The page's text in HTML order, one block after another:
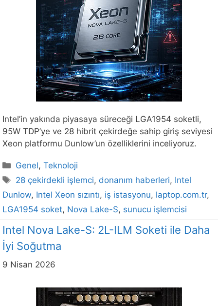
Intel’in yakında piyasaya süreceği LGA1954 soketli,
95W TDP’ye ve 28 hibrit çekirdeğe sahip giriş seviyesi
Xeon platformu Dunlow’un özelliklerini inceliyoruz.
Kategoriler
Genel,Teknoloji
Etiketler
28 çekirdekli işlemci, donanım haberleri, Intel
Dunlow, Intel Xeon sızıntı, iş istasyonu, laptop.com.tr,
LGA1954 soket, Nova Lake-S, sunucu işlemcisi
Intel Nova Lake-S: 2L-ILM Soketi ile Daha
İyi Soğutma
9 Nisan 2026